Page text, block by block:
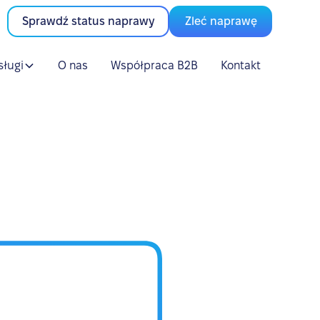
Sprawdź status naprawy Zleć naprawę
O nas Współpraca B2B Kontakt